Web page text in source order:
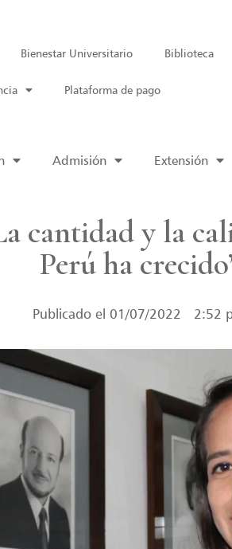
Bienestar Universitario Biblioteca
Plataforma de pago
Admisión Extensión
cantidad y la
Perú ha
Publicado el 01/07/2022 2:52